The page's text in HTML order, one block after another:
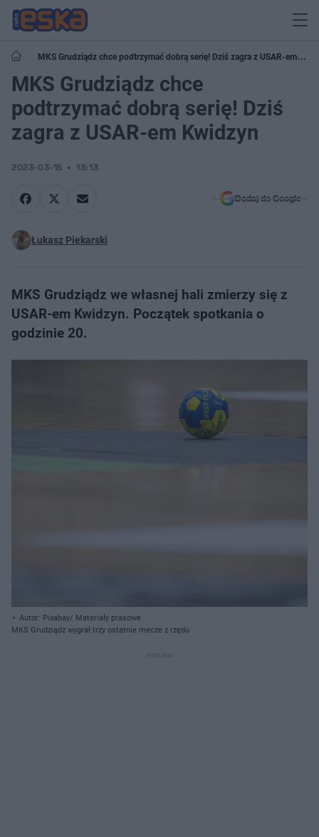
MKS Grudziądz chce podtrzymać dobrą serię! Dziś zagra z USAR-em
Kwidzyn
MKS Grudziądz chce
podtrzymać dobrą serię! Dziś
zagra z USAR-em Kwidzyn
2023-03-15 13:13
Dodaj do Google
Łukasz Piekarski
MKS Grudziądz we własnej hali zmierzy się z
USAR-em Kwidzyn. Początek spotkania o
godzinie 20.
Autor: Pixabay/ Materiały prasowe
MKS Grudziądz wygrał trzy ostatnie mecze z rzędu